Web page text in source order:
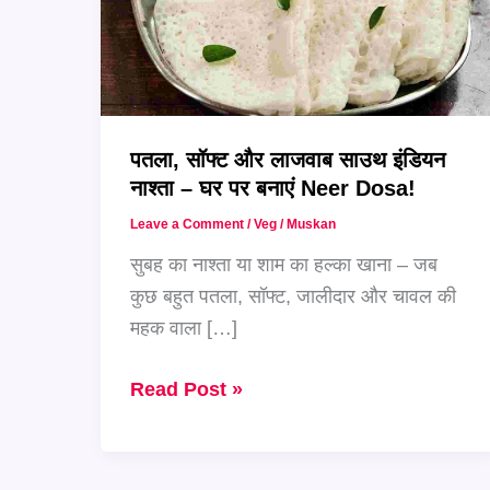
पतला, सॉफ्ट और लाजवाब साउथ इंडियन
नाश्ता – घर पर बनाएं Neer Dosa!
Leave a Comment /Veg / Muskan
सुबह का नाश्ता या शाम का हल्का खाना – जब
कुछ बहुत पतला, सॉफ्ट, जालीदार और चावल की
महक वाला […]
पतला,
Read Post »